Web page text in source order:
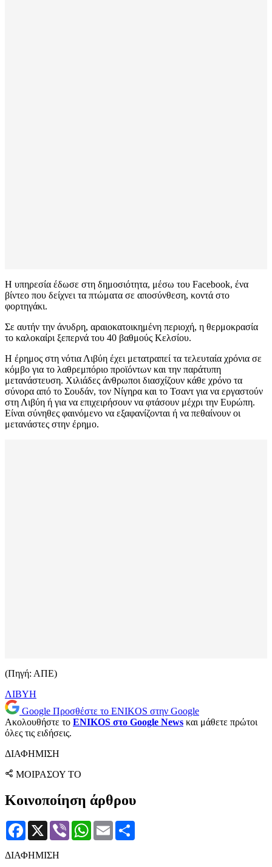
Η υπηρεσία έδωσε στη δημοσιότητα, μέσω του Facebook, ένα
βίντεο που δείχνει τα πτώματα σε αποσύνθεση, κοντά στο
φορτηγάκι.
Σε αυτήν την άνυδρη, αραιοκατοικημένη περιοχή, η θερμοκρασία
το καλοκαίρι ξεπερνά του 40 βαθμούς Κελσίου.
Η έρημος στη νότια Λιβύη έχει μετατραπεί τα τελευταία χρόνια σε
κόμβο για το λαθρεμπόριο προϊόντων και την παράτυπη
μετανάστευση. Χιλιάδες άνθρωποι διασχίζουν κάθε χρόνο τα
σύνορα από το Σουδάν, τον Νίγηρα και το Τσαντ για να εργαστούν
στη Λιβύη ή για να επιχειρήσουν να φτάσουν μέχρι την Ευρώπη.
Είναι σύνηθες φαινόμενο να εξαφανίζονται ή να πεθαίνουν οι
μετανάστες στην έρημο.
(Πηγή: ΑΠΕ)
ΛΙΒΥΗ
Google Προσθέστε το ENIKOS στην Google
Ακολουθήστε το ENIKOS στο Google News και μάθετε πρώτοι
όλες τις ειδήσεις.
ΔΙΑΦΗΜΙΣΗ
ΜΟΙΡΑΣΟΥ ΤΟ
Κοινοποίηση άρθρου
Facebook
X Viber WhatsApp
Email
ΔΙΑΦΗΜΙΣΗ